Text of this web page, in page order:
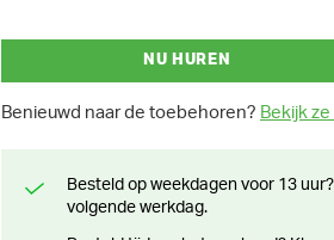
NU HUREN
Benieuwd naar de toebehoren? Bekijk ze
Besteld op weekdagen voor 13 uur? Klaar voor levering of afhaling de
volgende werkdag.